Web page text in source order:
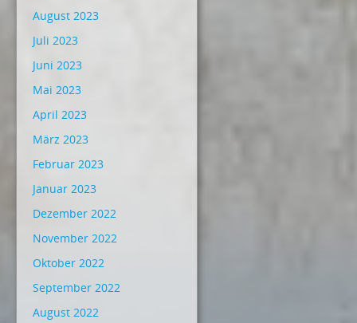
August 2023
Juli 2023
Juni 2023
Mai 2023
April 2023
März 2023
Februar 2023
Januar 2023
Dezember 2022
November 2022
Oktober 2022
September 2022
August 2022